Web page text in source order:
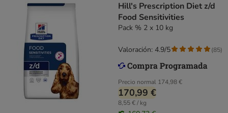
Hill's Prescription Diet z/d
Food Sensitivities
Pack % 2 x 10 kg
Precio normal 174,98 €
170,99 €
8,55 € / kg
Valoración: 4.9/5 (85)